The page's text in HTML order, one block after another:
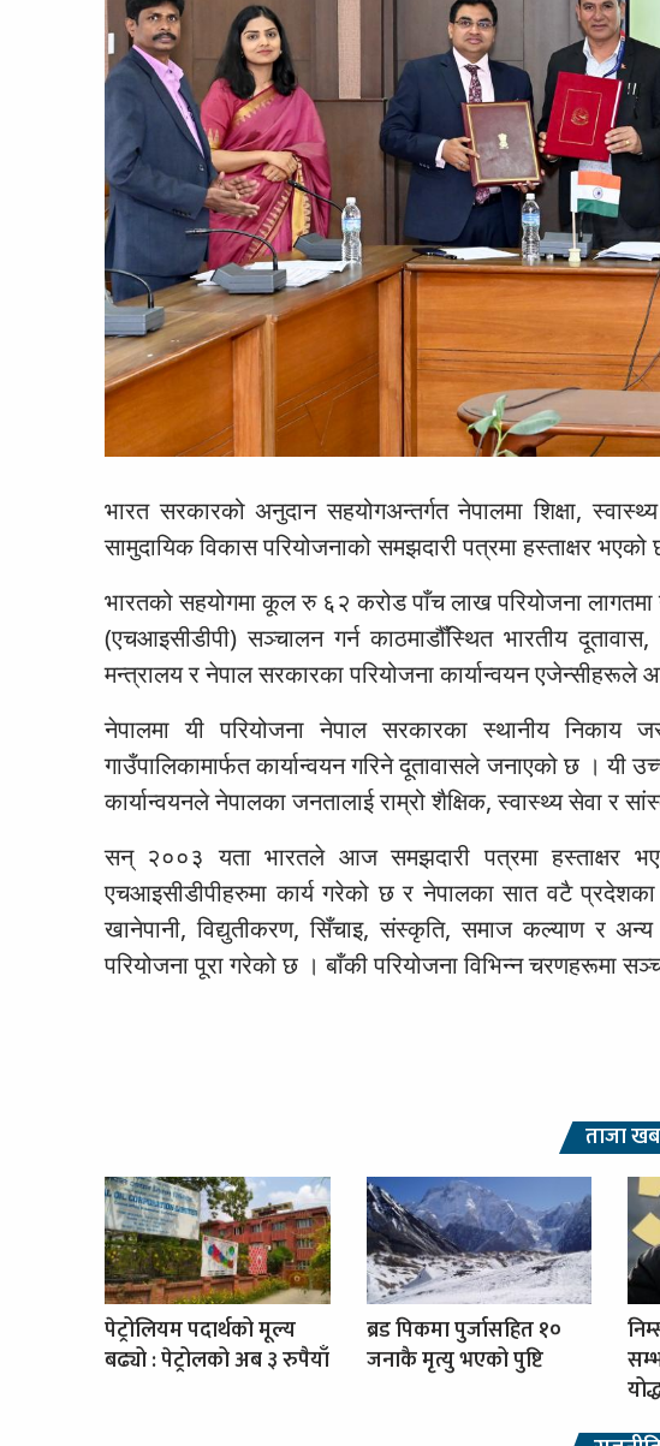
भारत सरकारको अनुदान सहयोगअन्तर्गत नेपालमा शिक्षा,
सामुदायिक विकास परियोजनाको समझदारी पत्रमा हस्ताक्षर भएको
भारतको सहयोगमा कूल रु ६२ करोड पाँच लाख परियोजना लागतमा
(एचआइसीडीपी) सञ्चालन गर्न काठमाडौँस्थित भारतीय
मन्त्रालय र नेपाल सरकारका परियोजना कार्यान्वयन
नेपालमा यी परियोजना नेपाल सरकारका स्थानीय निकाय
गाउँपालिकामार्फत कार्यान्वयन गरिने दूतावासले जनाएको छ । यी
कार्यान्वयनले नेपालका जनतालाई राम्रो शैक्षिक, स्वास्थ्य सेवा र
सन् २००३ यता भारतले आज समझदारी पत्रमा हस्ताक्षर
एचआइसीडीपीहरुमा कार्य गरेको छ र नेपालका सात वटै
खानेपानी, विद्युतीकरण, सिँचाइ, संस्कृति, समाज कल्याण र अन्य
परियोजना पूरा गरेको छ । बाँकी परियोजना विभिन्न चरणहरूमा
ताजा
पेट्रोलियम पदार्थको मूल्य
बढ्यो : पेट्रोलको अब ३ रुपैयाँ
ब्रड पिकमा पुर्जासहित १०
जनाकै मृत्यु भएको पुष्टि